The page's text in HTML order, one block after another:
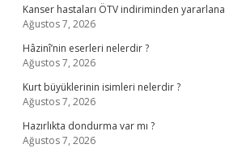
Kanser hastaları ÖTV indiriminden
Ağustos 7, 2026
Hâzinî’nin eserleri nelerdir ?
Ağustos 7, 2026
Kurt büyüklerinin isimleri nelerdir ?
Ağustos 7, 2026
Hazırlıkta dondurma var mı ?
Ağustos 7, 2026